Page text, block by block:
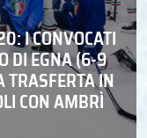
I CONVOCATI
DI EGNA (6-9
TRASFERTA IN
CON AMBRÌ